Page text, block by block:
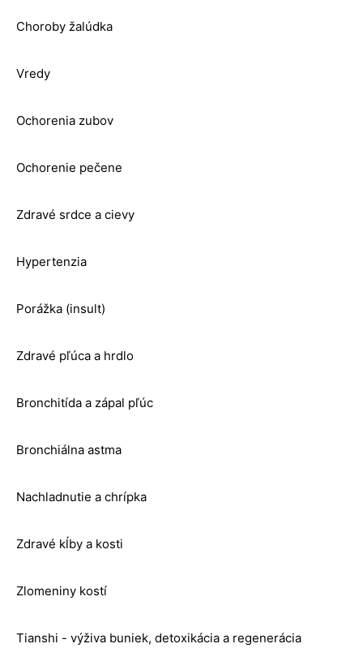
Choroby žalúdka
Vredy
Ochorenia zubov
Ochorenie pečene
Zdravé srdce a cievy
Hypertenzia
Porážka (insult)
Zdravé pľúca a hrdlo
Bronchitída a zápal pľúc
Bronchiálna astma
Nachladnutie a chrípka
Zdravé kĺby a kosti
Zlomeniny kostí
Tianshi - výživa buniek, detoxikácia a regenerácia